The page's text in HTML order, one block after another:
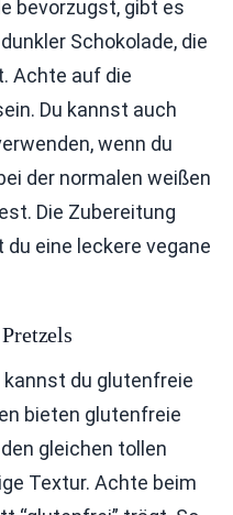
bevorzugst, gibt es
Schokolade, die
Achte auf die
Du kannst auch
wenn du
der normalen weißen
Die Zubereitung
eine leckere vegane
kannst du glutenfreie
bieten glutenfreie
gleichen tollen
Textur. Achte beim